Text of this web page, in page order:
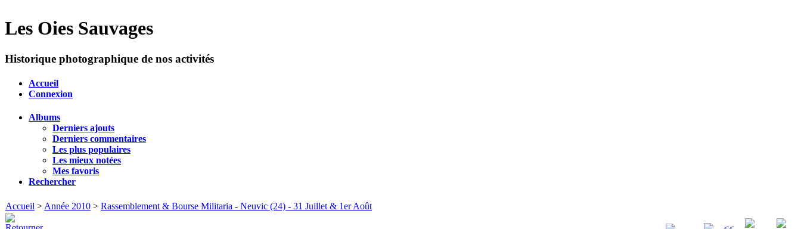
Les Oies Sauvages
Historique photographique de nos activités
Accueil
Connexion
Albums
Derniers ajouts
Derniers commentaires
Les plus populaires
Les mieux notées
Mes favoris
Rechercher
Accueil > Année 2010 > Rassemblement & Bourse Militaria - Neuvic (24) - 31 Juillet & 1er Août